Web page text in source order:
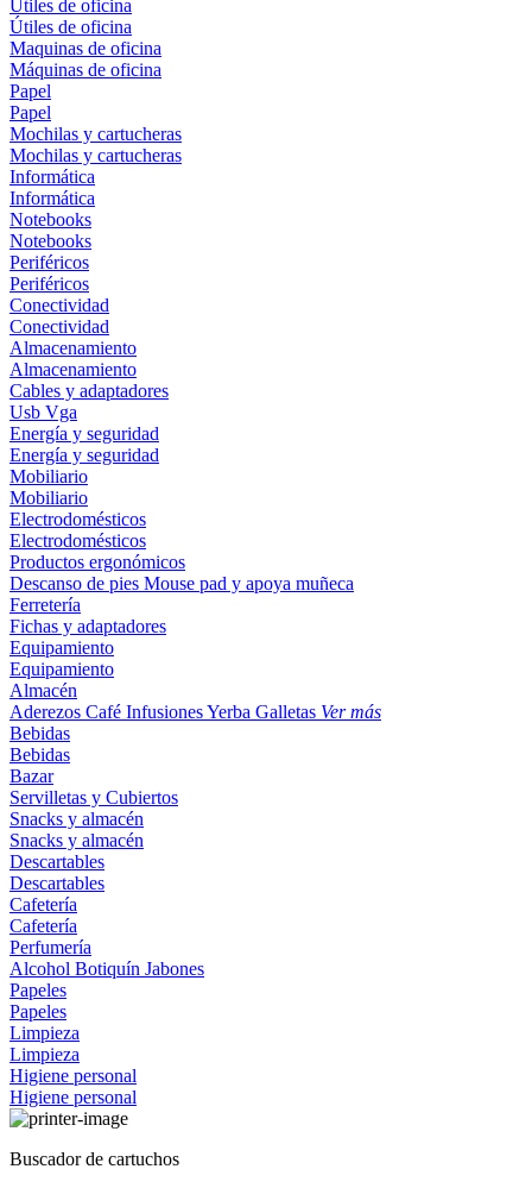
Útiles de oficina
Útiles de oficina
Maquinas de oficina
Máquinas de oficina
Papel
Papel
Mochilas y cartucheras
Mochilas y cartucheras
Informática
Informática
Notebooks
Notebooks
Periféricos
Periféricos
Conectividad
Conectividad
Almacenamiento
Almacenamiento
Cables y adaptadores
Usb Vga
Energía y seguridad
Energía y seguridad
Mobiliario
Mobiliario
Electrodomésticos
Electrodomésticos
Productos ergonómicos
Descanso de pies Mouse pad y apoya muñeca
Ferretería
Fichas y adaptadores
Equipamiento
Equipamiento
Almacén
Aderezos Café InfusionesYerba Galletas Ver más
Bebidas
Bebidas
Bazar
Servilletas y Cubiertos
Snacks y almacén
Snacks y almacén
Descartables
Descartables
Cafetería
Cafetería
Perfumería
Alcohol Botiquín Jabones
Papeles
Papeles
Limpieza
Limpieza
Higiene personal
Higiene personal
Buscador de cartuchos